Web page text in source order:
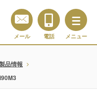
メール 電話 メニュー
品情報